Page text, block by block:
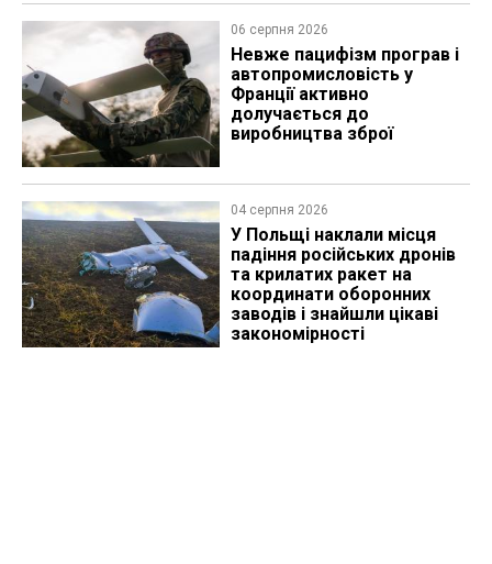
06 серпня 2026
Невже пацифізм програв і
автопромисловість у
Франції активно
долучається до
виробництва зброї
04 серпня 2026
У Польщі наклали місця
падіння російських дронів
та крилатих ракет на
координати оборонних
заводів і знайшли цікаві
закономірності